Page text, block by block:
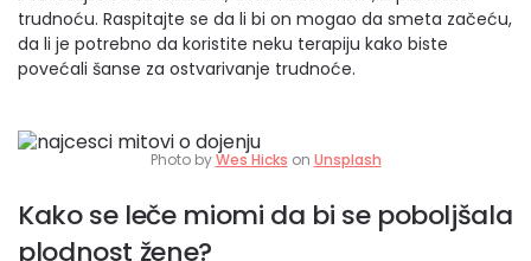
trudnoću. Raspitajte se da li bi on mogao da smeta začeću,
da li je potrebno da koristite neku terapiju kako biste
povećali šanse za ostvarivanje trudnoće.
Photo byWes Hicks on Unsplash
Kako se leče miomi da bi se poboljšala
plodnost žene?